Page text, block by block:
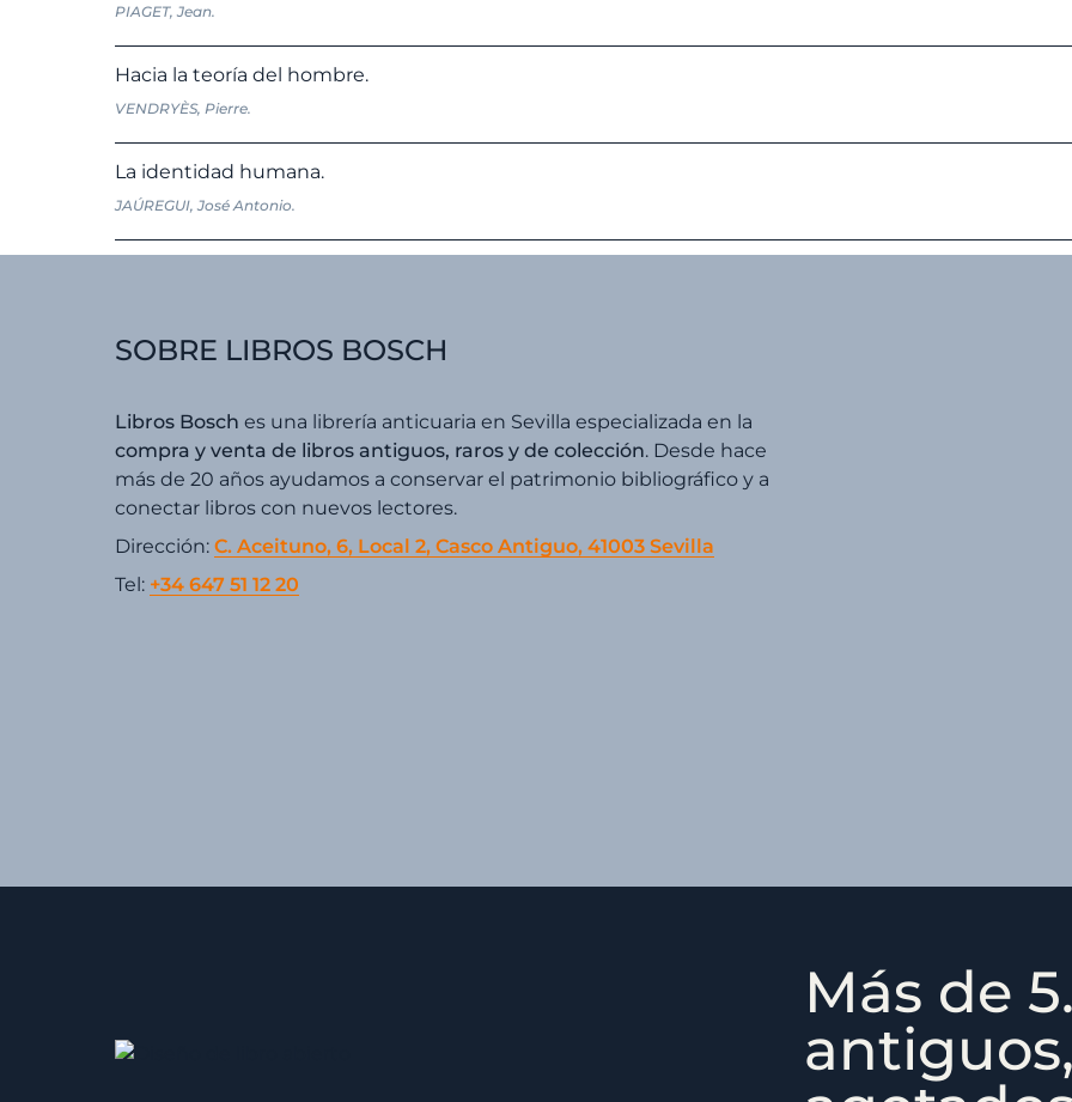
PIAGET, Jean.
Hacia la teoría del hombre.
VENDRYÈS, Pierre.
La identidad humana.
JAÚREGUI, José Antonio.
SOBRE LIBROS BOSCH
Libros Bosch es una librería anticuaria en Sevilla especializada en la
compra y venta de libros antiguos, raros y de colección. Desde hace
más de 20 años ayudamos a conservar el patrimonio bibliográfico y a
conectar libros con nuevos lectores.
Dirección: C. Aceituno, 6, Local 2, Casco Antiguo, 41003 Sevilla
Tel: +34 647 51 12 20
Más de